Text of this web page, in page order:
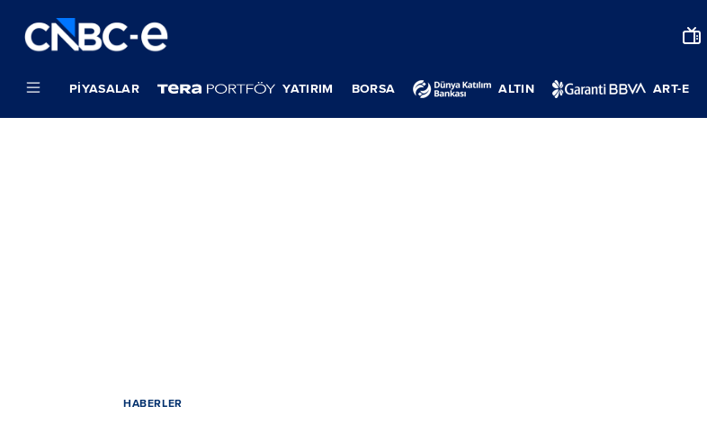
PIYASALAR YATIRIM BORSA ALTIN ART-E
HABERLER